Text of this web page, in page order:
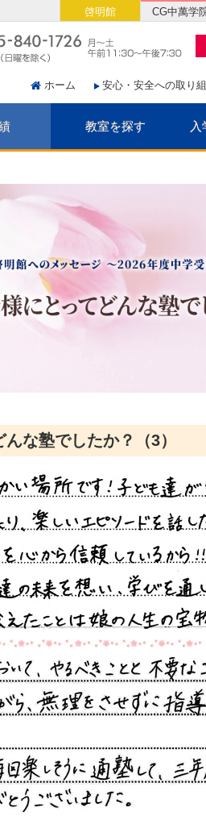
ホーム 安心・安全への取り
教室を探す 入
啓明館 CG中萬学
な塾でしたか？（3）